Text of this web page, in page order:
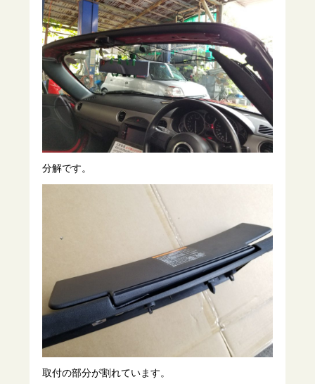
分解です。
取付の部分が割れています。